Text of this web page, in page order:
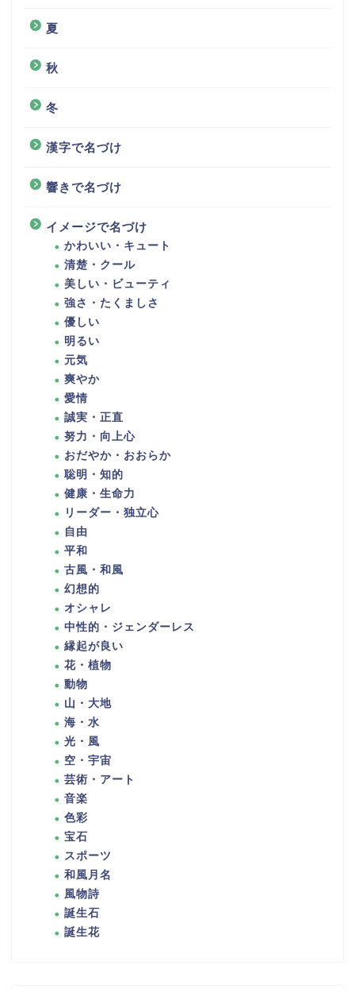
夏
秋
冬
漢字で名づけ
響きで名づけ
イメージで名づけ
かわいい・キュート
清楚・クール
美しい・ビューティ
強さ・たくましさ
優しい
明るい
元気
爽やか
愛情
誠実・正直
努力・向上心
おだやか・おおらか
聡明・知的
健康・生命力
リーダー・独立心
自由
平和
古風・和風
幻想的
オシャレ
中性的・ジェンダーレス
縁起が良い
花・植物
動物
山・大地
海・水
光・風
空・宇宙
芸術・アート
音楽
色彩
宝石
スポーツ
和風月名
風物詩
誕生石
誕生花